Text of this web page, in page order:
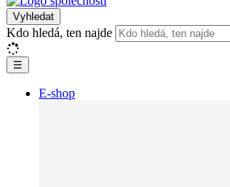
Vyhledat
Kdo hledá, ten najde
☰
E-shop